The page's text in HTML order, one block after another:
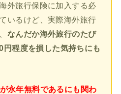
外旅行保険に加入する必
いるけど、実際海外旅行
なんだか海外旅行のたび
程度を損した気持ちにも
永年無料であるにも関わ